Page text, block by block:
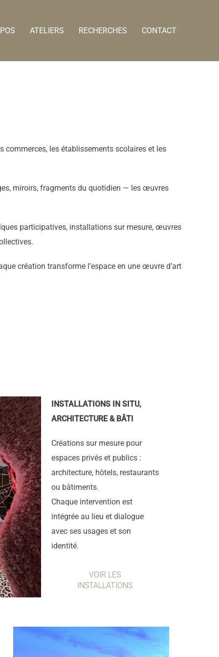
ATELIERS RECHERCHES CONTACT
commerces, les établissements scolaires et les
miroirs, fragments du quotidien — les œuvres
participatives, installations sur mesure, œuvres
création transforme l’espace en une œuvre d’art
INSTALLATIONS IN SITU,
ARCHITECTURE & BÂTI
Créations sur mesure pour
espaces privés et publics :
architecture, hôtels, restaurants
ou bâtiments.
Chaque intervention est
intégrée au lieu et dialogue
avec ses usages et son
identité.
VOIR LES
INSTALLATIONS